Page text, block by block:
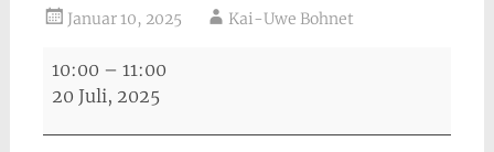
Januar 10, 2025 Kai-Uwe Bohnet
Schützenfest
St.
Goar
10:00 – 11:00
20 Juli, 2025